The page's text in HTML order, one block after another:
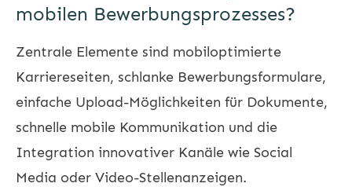
mobilen Bewerbungsprozesses?
Zentrale Elemente sind mobiloptimierte
Karriereseiten, schlanke Bewerbungsformulare,
einfache Upload-Möglichkeiten für Dokumente,
schnelle mobile Kommunikation und die
Integration innovativer Kanäle wie Social
Media oder Video-Stellenanzeigen.